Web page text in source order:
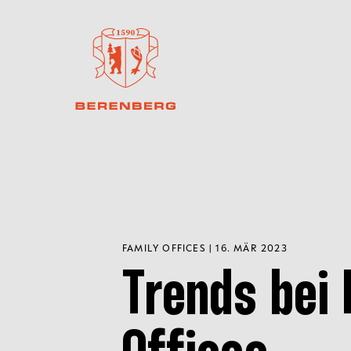
FAMILY OFFICES | 16. MÄR 2023
Trends bei